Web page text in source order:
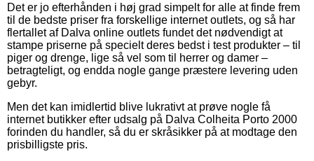
Det er jo efterhånden i høj grad simpelt for alle at finde frem
til de bedste priser fra forskellige internet outlets, og så har
flertallet af Dalva online outlets fundet det nødvendigt at
stampe priserne på specielt deres bedst i test produkter – til
piger og drenge, lige så vel som til herrer og damer –
betragteligt, og endda nogle gange præstere levering uden
gebyr.
Men det kan imidlertid blive lukrativt at prøve nogle få
internet butikker efter udsalg på Dalva Colheita Porto 2000
forinden du handler, så du er skråsikker på at modtage den
prisbilligste pris.